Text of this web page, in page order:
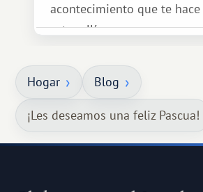
acontecimiento que te hace
estar allí...
Hogar Blog
¡Les deseamos una feliz Pascua!